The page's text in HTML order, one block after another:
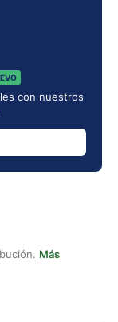
con nuestros
Más